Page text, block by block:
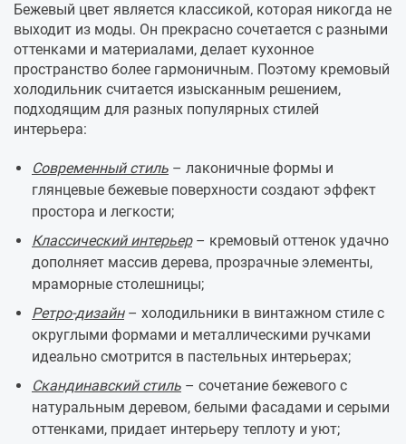
Бежевый цвет является классикой, которая никогда не
выходит из моды. Он прекрасно сочетается с разными
оттенками и материалами, делает кухонное
пространство более гармоничным. Поэтому кремовый
холодильник считается изысканным решением,
подходящим для разных популярных стилей
интерьера:
Современный стиль – лаконичные формы и
глянцевые бежевые поверхности создают эффект
простора и легкости;
Классический интерьер– кремовый оттенок удачно
дополняет массив дерева, прозрачные элементы,
мраморные столешницы;
Ретро-дизайн– холодильники в винтажном стиле с
округлыми формами и металлическими ручками
идеально смотрится в пастельных интерьерах;
Скандинавский стиль – сочетание бежевого с
натуральным деревом, белыми фасадами и серыми
оттенками, придает интерьеру теплоту и уют;